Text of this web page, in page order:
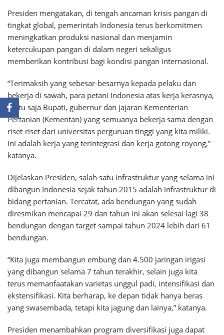
Presiden mengatakan, di tengah ancaman krisis pangan di
tingkat global, pemerintah Indonesia terus berkomitmen
meningkatkan produksi nasional dan menjamin
ketercukupan pangan di dalam negeri sekaligus
memberikan kontribusi bagi kondisi pangan internasional.
“Terimaksih yang sebesar-besarnya kepada pelaku dan
bekerja di sawah, para petani Indonesia atas kerja kerasnya,
tentu saja Bupati, gubernur dan jajaran Kementerian
Pertanian (Kementan) yang semuanya bekerja sama dengan
riset-riset dari universitas perguruan tinggi yang kita miliki.
Ini adalah kerja yang terintegrasi dan kerja gotong royong,”
katanya.
Dijelaskan Presiden, salah satu infrastruktur yang selama ini
dibangun Indonesia sejak tahun 2015 adalah infrastruktur di
bidang pertanian. Tercatat, ada bendungan yang sudah
diresmikan mencapai 29 dan tahun ini akan selesai lagi 38
bendungan dengan target sampai tahun 2024 lebih dari 61
bendungan.
“Kita juga membangun embung dan 4.500 jaringan irigasi
yang dibangun selama 7 tahun terakhir, selain juga kita
terus memanfaatakan varietas unggul padi, intensifikasi dan
ekstensifikasi. Kita berharap, ke depan tidak hanya beras
yang swasembada, tetapi kita jagung dan lainya,” katanya.
Presiden menambahkan program diversifikasi juga dapat